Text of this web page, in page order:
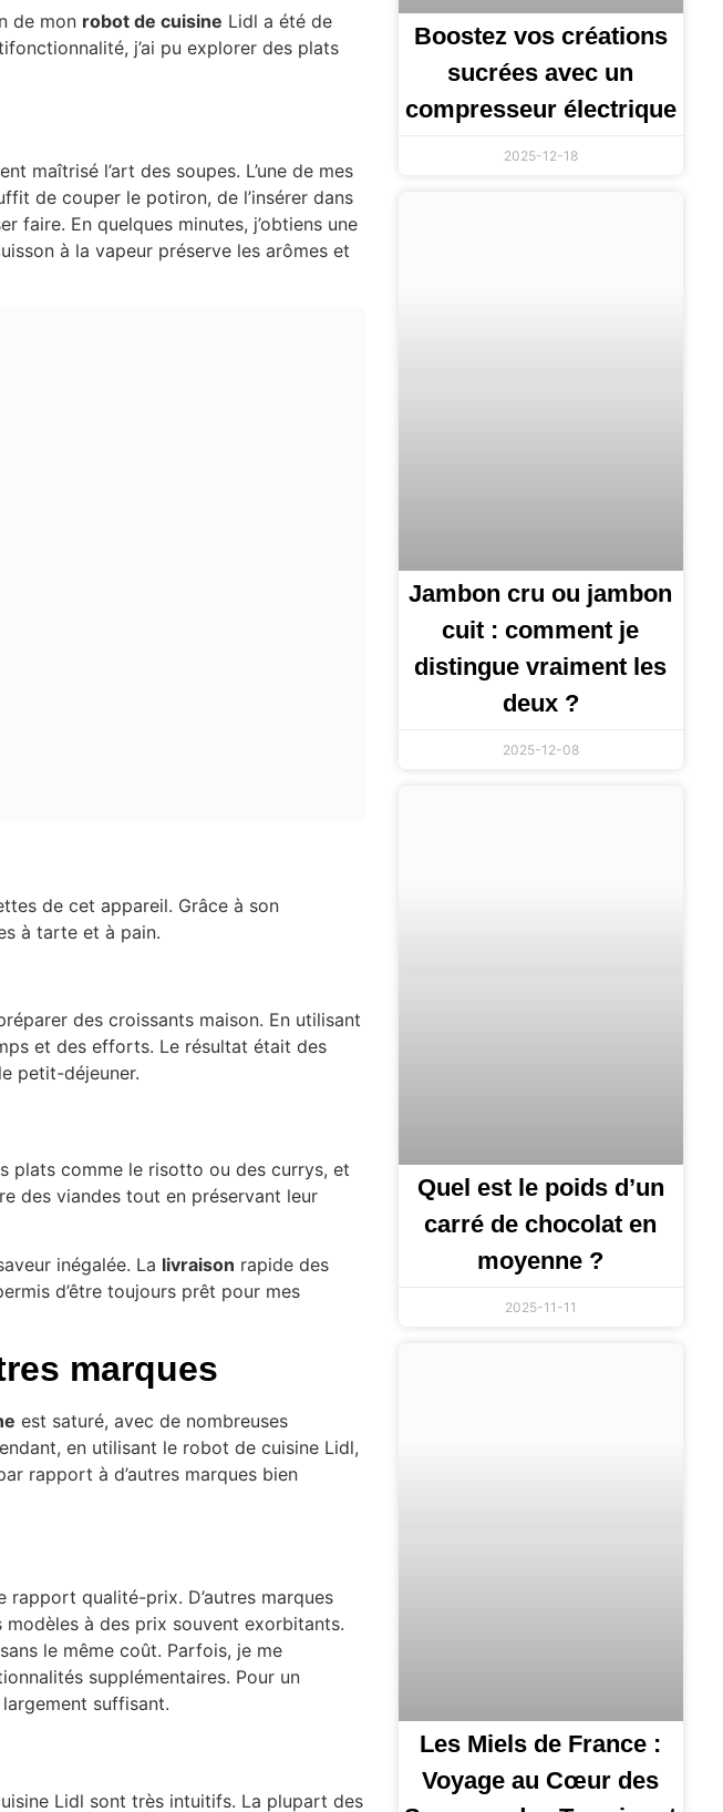
de mon robot de cuisine Lidl a été de
j’ai pu explorer des plats
maîtrisé l’art des soupes. L’une de mes
de couper le potiron, de l’insérer dans
faire. En quelques minutes, j’obtiens une
à la vapeur préserve les arômes et
de cet appareil. Grâce à son
à tarte et à pain.
des croissants maison. En utilisant
et des efforts. Le résultat était des
petit-déjeuner.
plats comme le risotto ou des currys, et
des viandes tout en préservant leur
inégalée. La livraison rapide des
d’être toujours prêt pour mes
marques
est saturé, avec de nombreuses
en utilisant le robot de cuisine Lidl,
rapport à d’autres marques bien
rapport qualité-prix. D’autres marques
modèles à des prix souvent exorbitants.
le même coût. Parfois, je me
supplémentaires. Pour un
suffisant.
Lidl sont très intuitifs. La plupart des
Boostez vos créations
sucrées avec un
compresseur électrique
2025-12-18
Jambon cru ou jambon
cuit : comment je
distingue vraiment les
deux ?
2025-12-08
Quel est le poids d’un
carré de chocolat en
moyenne ?
2025-11-11
Les Miels de France :
Voyage au Cœur des